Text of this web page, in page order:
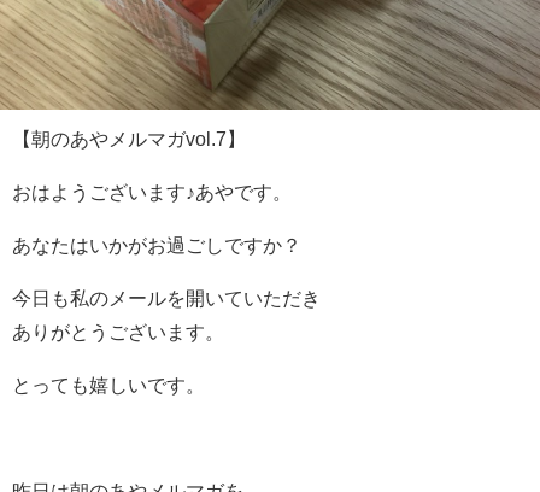
【朝のあやメルマガvol.7】
おはようございます♪あやです。
あなたはいかがお過ごしですか？
今日も私のメールを開いていただき
ありがとうございます。
とっても嬉しいです。